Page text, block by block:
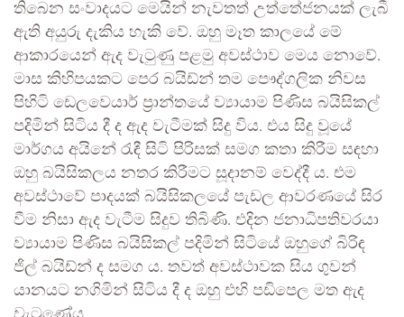
තිබෙන සංවාදයට මෙයින් නැවතත් උත්තේජනයක් ලැබී
ඇති අයුරු දැකිය හැකි වේ. ඔහු මෑත කාලයේ මේ
ආකාරයෙන් ඇද වැටුණු පළමු අවස්ථාව මෙය නොවේ.
මාස කිහිපයකට පෙර බයිඩ්න් තම පෞද්ගලික නිවස
පිහිටි ඩෙලවෙයාර් ප්‍රාන්තයේ ව්‍යායාම පිණිස බයිසිකල්
පදිමින් සිටිය දී ද ඇද වැටීමක් සිදු විය. එය සිදු වූයේ
මාර්ගය අයිනේ රැඳී සිටි පිරිසක් සමග කතා කිරීම සඳහා
ඔහු බයිසිකලය නතර කිරීමට සූදානම් වෙද්දී ය. එම
අවස්ථාවේ පාදයක් බයිසිකලයේ පැඩල ආවරණයේ සිර
වීම නිසා ඇද වැටීම සිදුව තිබිණි. එදින ජනාධිපතිවරයා
ව්‍යායාම පිණිස බයිසිකල් පදිමින් සිටියේ ඔහුගේ බිරිඳ
ජිල් බයිඩ්න් ද සමග ය. තවත් අවස්ථාවක සිය ගුවන්
යානයට නගිමින් සිටිය දී ද ඔහු එහි පඩිපෙල මත ඇද